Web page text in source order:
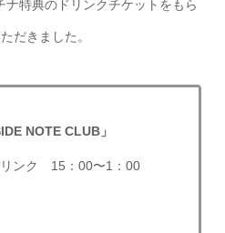
ナ特典のドリンクチケットをもら
だきました。
NOTE CLUB」
リンク 15：00〜1：00